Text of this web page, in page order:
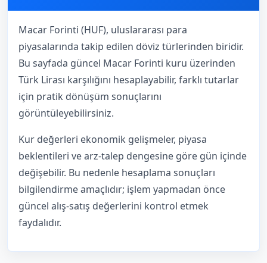
Macar Forinti (HUF), uluslararası para
piyasalarında takip edilen döviz türlerinden biridir.
Bu sayfada güncel Macar Forinti kuru üzerinden
Türk Lirası karşılığını hesaplayabilir, farklı tutarlar
için pratik dönüşüm sonuçlarını
görüntüleyebilirsiniz.
Kur değerleri ekonomik gelişmeler, piyasa
beklentileri ve arz-talep dengesine göre gün içinde
değişebilir. Bu nedenle hesaplama sonuçları
bilgilendirme amaçlıdır; işlem yapmadan önce
güncel alış-satış değerlerini kontrol etmek
faydalıdır.